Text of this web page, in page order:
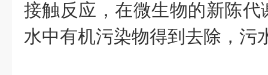
接触反应，在微生物的新陈
水中有机污染物得到去除，污